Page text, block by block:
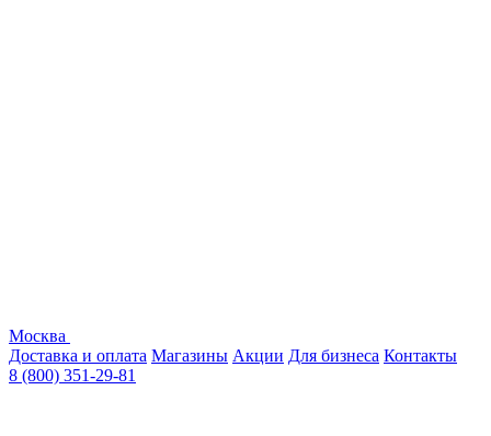
Москва
Доставка и оплата Магазины Акции Для бизнеса Контакты
8 (800) 351-29-81